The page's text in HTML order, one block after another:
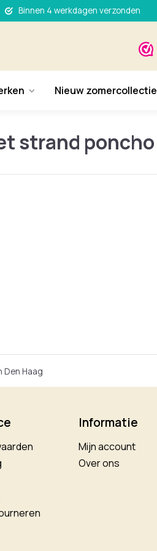
Binnen 4 werkdagen verzonden
Nieuw zomercollectie
strand poncho
Den Haag
Informatie
Mijn account
Over ons